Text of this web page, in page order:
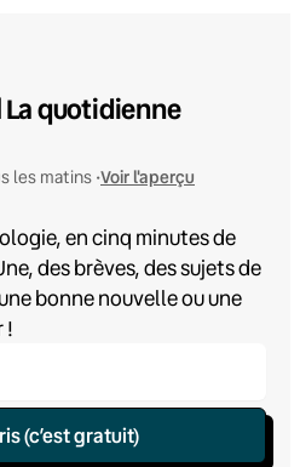
La quotidienne
les matins •Voir l'aperçu
en cinq minutes de
des brèves, des sujets de
bonne nouvelle ou une
!
(c’est gratuit)